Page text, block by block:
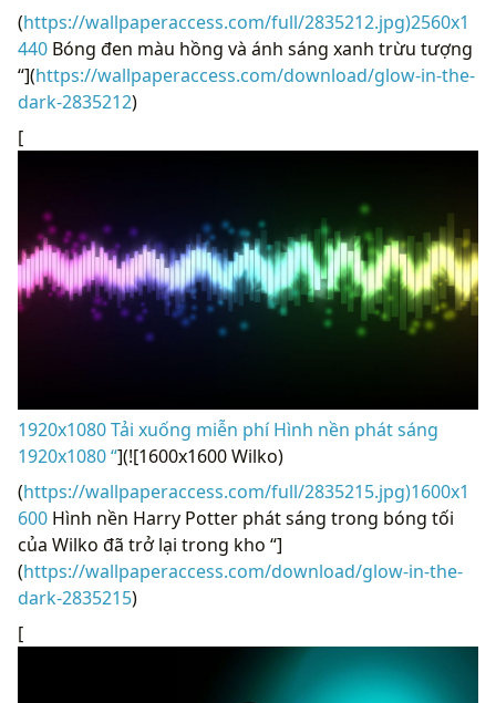
(https://wallpaperaccess.com/full/2835212.jpg)2560x1
440 Bóng đen màu hồng và ánh sáng xanh trừu tượng
“](https://wallpaperaccess.com/download/glow-in-the-
dark-2835212)
[
1920x1080 Tải xuống miễn phí Hình nền phát sáng
1920x1080 “](![1600x1600 Wilko)
(https://wallpaperaccess.com/full/2835215.jpg)1600x1
600 Hình nền Harry Potter phát sáng trong bóng tối
của Wilko đã trở lại trong kho “]
(https://wallpaperaccess.com/download/glow-in-the-
dark-2835215)
[